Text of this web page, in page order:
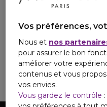
dimanche
fermé
Infos complémentaires
Registre d'accessibilité
Vos préférences,
Nous et nos
pour assurer le bon
améliorer votre
contenus et vous
vos envies.
Vous gardez le contrôle